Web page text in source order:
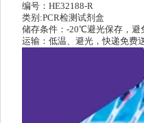
编号：HE32188-R
类别:PCR检测试剂盒
储存条件：-20℃避光保存，避
运输：低温、避光，快递免费